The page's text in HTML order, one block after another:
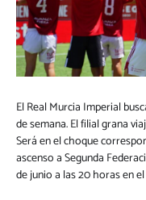
El Real Murcia Imperial
de semana. El filial grana
Será en el choque
ascenso a Segunda
de junio a las 20 horas en